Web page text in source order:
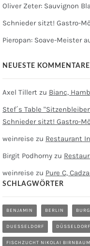
Oliver Zeter: Sauvignon
Schnieder sitzt! Gastro-
Pieropan: Soave-Meister
NEUESTE KOMMENTARE
Axel Tillert zu Bianc,
Stef´s Table
Schnieder sitzt! Gastro-
weinreise zu Restaurant
Birgit Podhorny zu
weinreise zu Pure C,
SCHLAGWÖRTER
BENJAMIN BERLIN
DUESSELDORF DÜSSELDORF
FISCHZUCHT NIKOLAI BIRNBAUM